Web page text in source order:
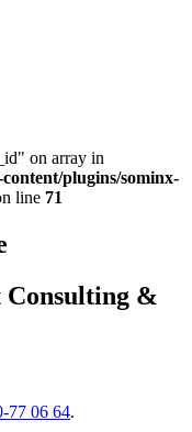
on array in
plugins/sominx-
line 71
Consulting &
77 06 64.